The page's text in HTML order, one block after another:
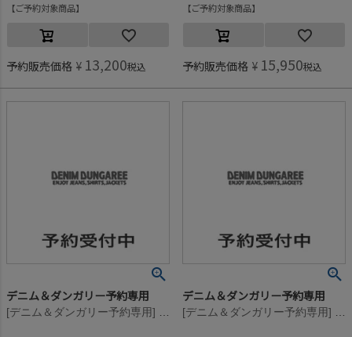
ご予約対象商品
予約販売価格 ¥ 13,200税込
ご予約対象商品
予約販売価格 ¥ 15,950税込
デニム＆ダンガリー予約専用 デニム＆ダンガリー予約専用